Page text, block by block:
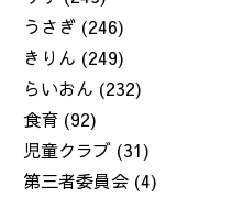
うさぎ (246)
きりん (249)
らいおん (232)
食育 (92)
児童クラブ (31)
第三者委員会 (4)